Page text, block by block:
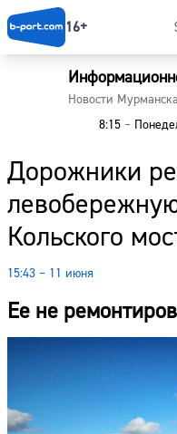
16+
Новости
8:15 –
Дорожники
Кольского
15:43 – 11 июня
Ее не
Главная
Наши гости
Погода
Курсы